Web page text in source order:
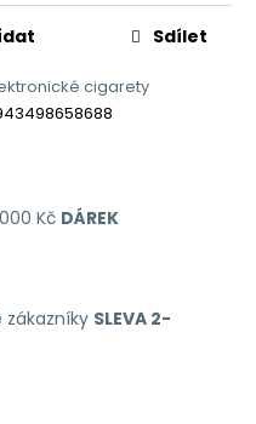
cigarety
Sdílet
Kč DÁREK
zákazníky SLEVA 2-